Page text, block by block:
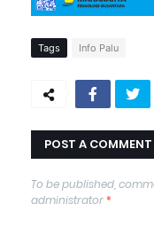
Tags Info Palu
POST A COMMENT
To be published,
administrator*